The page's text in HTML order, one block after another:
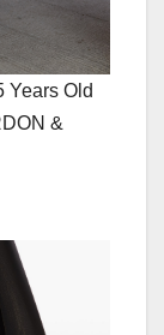
Years Old
&